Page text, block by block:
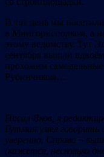
В тот день мы
в Мингорисполком, а
этому ведомству. Тут
сентября вышли
прохожим
Рубинчиком…
Писал Яков, я
Гутман умел говорить
уверенно. Справа –
(кажется, несколько